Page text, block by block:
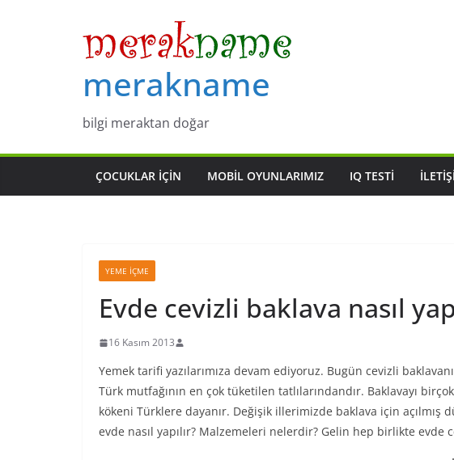
merakname
bilgi meraktan doğar
ÇOCUKLAR IÇIN MOBIL OYUNLARIMIZ IQ TESTI
YEME İÇME
Evde cevizli baklava nasıl
16 Kasım 2013
Yemek tarifi yazılarımıza devam ediyoruz. Bugün cevizli
Türk mutfağının en çok tüketilen tatlılarındandır. Baklavayı
kökeni Türklere dayanır. Değişik illerimizde baklava için açılmış
evde nasıl yapılır? Malzemeleri nelerdir? Gelin hep birlikte evde